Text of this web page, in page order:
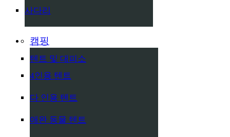
사다리
캠핑
텐트 및 대피소
4인용 텐트
다 인용 텐트
애완 동물 텐트